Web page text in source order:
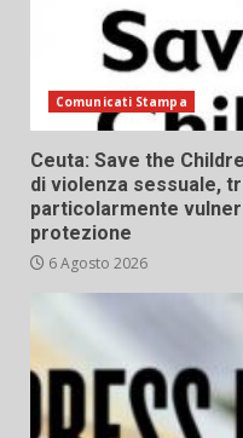
Comunicati Stampa
Ceuta: Save the
di violenza sessuale,
particolarmente
protezione
6 Agosto 2026